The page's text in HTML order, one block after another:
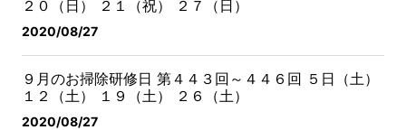
２０（日） ２１（祝） ２７（日）
2020/08/27
９月のお掃除研修日 第４４３回～４４６回 ５日（土）
１２（土） １９（土） ２６（土）
2020/08/27